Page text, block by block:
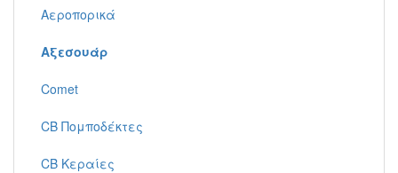
Αεροπορικά
Αξεσουάρ
Comet
CB Πομποδέκτες
CB Κεραίες